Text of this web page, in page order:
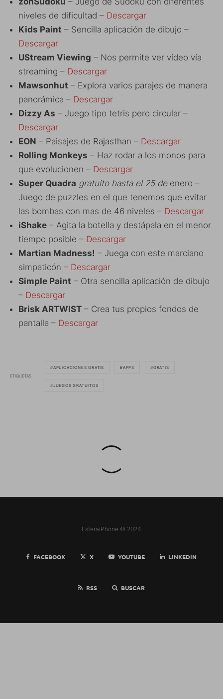
niveles de dificultad – Descargar
Kids Paint – Sencilla aplicación de dibujo –
Descargar
UStream Viewing – Nos permite ver vídeo vía
streaming – Descargar
Mawsonhut – Explora varios parajes de manera
panorámica – Descargar
Dizzy As – Juego tipo tetris pero circular –
Descargar
EON – Paisajes de Rajasthan – Descargar
Rolling Monkeys – Haz rodar a los monos para
que evolucionen – Descargar
Super Quadra gratuito hasta el 25 deenero –
Juego de puzzles en el que tenemos que evitar
las bombas con mas de 46 niveles – Descargar
iShake – Agita la botella y destápala en el menor
tiempo posible – Descargar
Martian Madness! – Juega con este marciano
simpaticón – Descargar
Simple Paint – Otra sencilla aplicación de dibujo
– Descargar
Brisk ARTWIST – Crea tus propios fondos de
pantalla – Descargar
ETIQUETAS
APLICACIONES GRATIS APPS GRATIS
JUEGOS GRATUITOS
EsferaiPhone © 2024
FACEBOOK X YOUTUBE LINKEDIN
RSS BUSCAR